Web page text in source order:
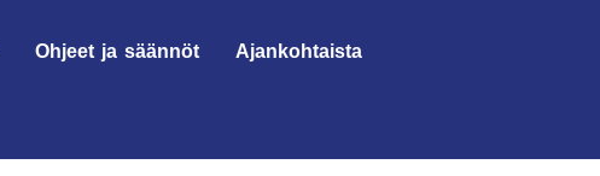
Ohjeet ja säännöt Ajankohtaista